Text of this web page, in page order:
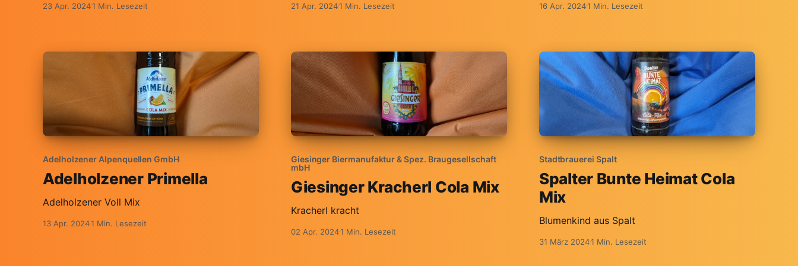
23 Apr. 20241 Min. Lesezeit 21 Apr. 20241 Min. Lesezeit 16 Apr. 20241 Min. Lesezeit
Adelholzener Alpenquellen GmbH
Adelholzener Primella
Adelholzener Voll Mix
13 Apr. 20241 Min. Lesezeit
Giesinger Biermanufaktur & Spez. Braugesellschaft
mbH
Giesinger Kracherl Cola Mix
Kracherl kracht
02 Apr. 20241 Min. Lesezeit
Stadtbrauerei Spalt
Spalter Bunte Heimat Cola
Mix
Blumenkind aus Spalt
31 März 20241 Min. Lesezeit